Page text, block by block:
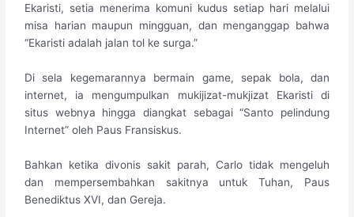
Ekaristi, setia menerima komuni kudus setiap hari melalui
misa harian maupun mingguan, dan menganggap bahwa
“Ekaristi adalah jalan tol ke surga.”
Di sela kegemarannya bermain game, sepak bola, dan
internet, ia mengumpulkan mukijizat-mukjizat Ekaristi di
situs webnya hingga diangkat sebagai “Santo pelindung
Internet” oleh Paus Fransiskus.
Bahkan ketika divonis sakit parah, Carlo tidak mengeluh
dan mempersembahkan sakitnya untuk Tuhan, Paus
Benediktus XVI, dan Gereja.